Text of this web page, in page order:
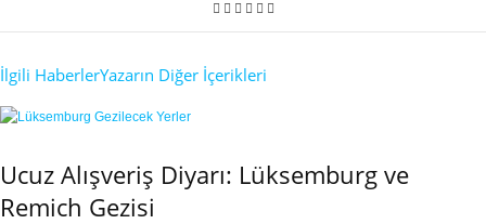
İlgili HaberlerYazarın Diğer İçerikleri
Ucuz Alışveriş Diyarı: Lüksemburg ve
Remich Gezisi